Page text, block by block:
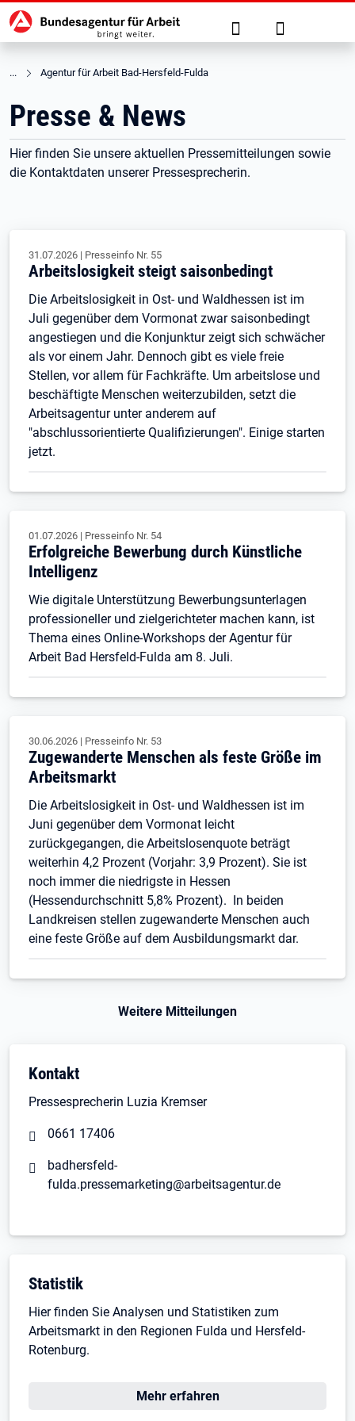
zu den Hauptinhalten springen
Hauptnavigation Suche Anmelden
Agentur für Arbeit Bad-Hersfeld-Fulda
Presse & News
Hier finden Sie unsere aktuellen Pressemitteilungen sowie
die Kontaktdaten unserer Pressesprecherin.
31.07.2026 | Presseinfo Nr. 55
Arbeitslosigkeit steigt saisonbedingt
Die Arbeitslosigkeit in Ost- und Waldhessen ist im
Juli gegenüber dem Vormonat zwar saisonbedingt
angestiegen und die Konjunktur zeigt sich schwächer
als vor einem Jahr. Dennoch gibt es viele freie
Stellen, vor allem für Fachkräfte. Um arbeitslose und
beschäftigte Menschen weiterzubilden, setzt die
Arbeitsagentur unter anderem auf
"abschlussorientierte Qualifizierungen". Einige starten
jetzt.
01.07.2026 | Presseinfo Nr. 54
Erfolgreiche Bewerbung durch Künstliche
Intelligenz
Wie digitale Unterstützung Bewerbungsunterlagen
professioneller und zielgerichteter machen kann, ist
Thema eines Online-Workshops der Agentur für
Arbeit Bad Hersfeld-Fulda am 8. Juli.
30.06.2026 | Presseinfo Nr. 53
Zugewanderte Menschen als feste Größe im
Arbeitsmarkt
Die Arbeitslosigkeit in Ost- und Waldhessen ist im
Juni gegenüber dem Vormonat leicht
zurückgegangen, die Arbeitslosenquote beträgt
weiterhin 4,2 Prozent (Vorjahr: 3,9 Prozent). Sie ist
noch immer die niedrigste in Hessen
(Hessendurchschnitt 5,8% Prozent). In beiden
Landkreisen stellen zugewanderte Menschen auch
eine feste Größe auf dem Ausbildungsmarkt dar.
Weitere Mitteilungen
Kontakt
Pressesprecherin Luzia Kremser
0661 17406
badhersfeld-
fulda.pressemarketing@arbeitsagentur.de
Statistik
Hier finden Sie Analysen und Statistiken zum
Arbeitsmarkt in den Regionen Fulda und Hersfeld-
Rotenburg.
Öffnet in neuem Tab
Mehr erfahren